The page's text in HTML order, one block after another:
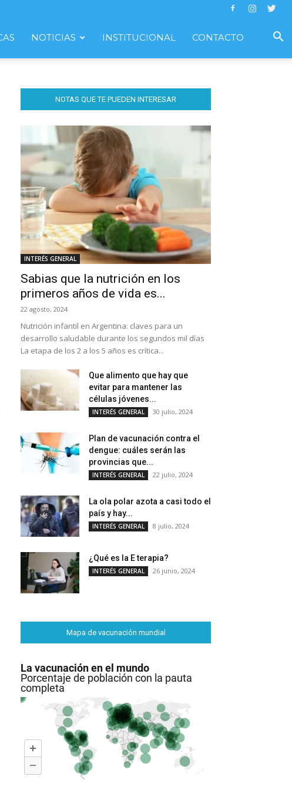
NOTICIAS INSTITUCIONAL CONTACTO
NOTAS QUE TE PUEDEN INTERESAR
INTERÉS GENERAL
Sabias que la nutrición en los
primeros años de vida es...
22 agosto, 2024
Nutrición infantil en Argentina: claves para un
desarrollo saludable durante los segundos mil días
La etapa de los 2 a los 5 años es crítica...
Que alimento que hay que
evitar para mantener las
células jóvenes...
INTERÉS GENERAL 30 julio, 2024
Plan de vacunación contra el
dengue: cuáles serán las
provincias que...
INTERÉS GENERAL 22 julio, 2024
La ola polar azota a casi todo el
país y hay...
INTERÉS GENERAL 8 julio, 2024
¿Qué es la E terapia?
INTERÉS GENERAL 26 junio, 2024
Mapa de vacunación mundial